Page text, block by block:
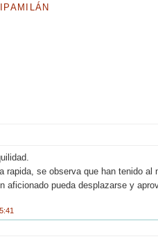
rapida, se observa que han tenido
aficionado pueda desplazarse y